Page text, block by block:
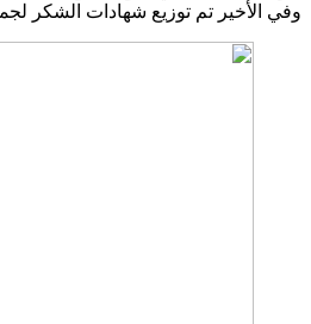
وفي الأخير تم توزيع شهادات الشكر